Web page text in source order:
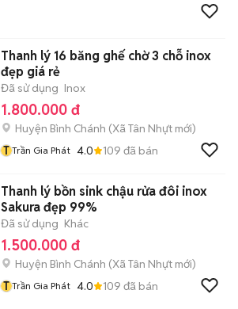
Thanh lý 16 băng ghế chờ 3 chỗ inox
đẹp giá rẻ
Đã sử dụng Inox
1.800.000 đ
Huyện Bình Chánh (Xã Tân Nhựt mới)
T Trần Gia Phát 4.0 109 đã bán
Thanh lý bồn sink chậu rửa đôi inox
Sakura đẹp 99%
Đã sử dụng Khác
1.500.000 đ
Huyện Bình Chánh (Xã Tân Nhựt mới)
T Trần Gia Phát 4.0 109 đã bán